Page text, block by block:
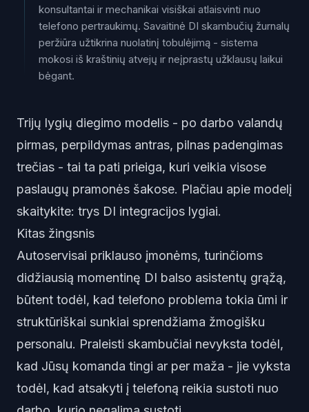
konsultantai ir mechanikai visiškai atlaisvinti nuo
telefono pertraukimų. Savaitinė DI skambučių žurnalų
peržiūra užtikrina nuolatinį tobulėjimą - sistema
mokosi iš kraštinių atvejų ir neįprastų užklausų laikui
bėgant.
Trijų lygių diegimo modelis - po darbo valandų
pirmas, perpildymas antras, pilnas padengimas
trečias - tai ta pati prieiga, kuri veikia visose
paslaugų pramonės šakose. Plačiau apie modelį
skaitykite: trys DI integracijos lygiai.
Kitas žingsnis
Autoservisai priklauso įmonėms, turinčioms
didžiausią momentinę DI balso asistentų grąžą,
būtent todėl, kad telefono problema tokia ūmi ir
struktūriškai sunkiai sprendžiama žmogišku
personalu. Praleisti skambučiai nevyksta todėl,
kad Jūsų komanda tingi ar per maža - jie vyksta
todėl, kad atsakyti į telefoną reikia sustoti nuo